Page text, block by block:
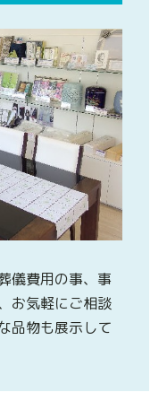
儀費用の事、事
お気軽にご相談
品物も展示して